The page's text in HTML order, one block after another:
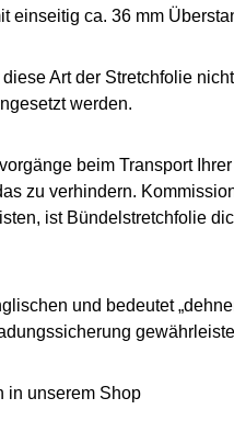
einseitig ca. 36 mm
Art der Stretchfolie
werden.
beim Transport
zu verhindern.
ist Bündelstretchfolie
und bedeutet
in unserem Shop